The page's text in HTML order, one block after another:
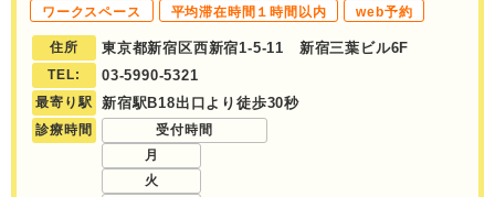
ワークスペース
平均滞在時間１時間以内 web予約
住所 東京都新宿区西新宿1-5-11 新宿三葉ビル6F
TEL: 03-5990-5321
最寄り駅 新宿駅B18出口より徒歩30秒
診療時間
受付時間
月
火